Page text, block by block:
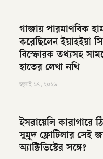
গাজায় পারমাণবিক
করেছিলেন ইয়াহইয়া
বিস্ফোরক তথ্যসহ
হাতের লেখা নথি
জুলাই ১৭, ২০২৬
ইসরায়েলি কারাগারে
সুমুদ ফ্লোটিলার সেই
অ্যাক্টিভিস্টের সঙ্গে?